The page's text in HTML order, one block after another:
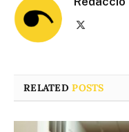
RELATEDPOSTS